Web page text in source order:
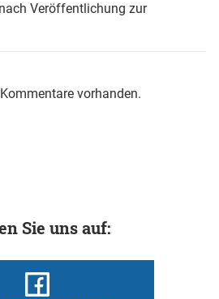
Veröffentlichung zur
vorhanden.
Sie uns auf: